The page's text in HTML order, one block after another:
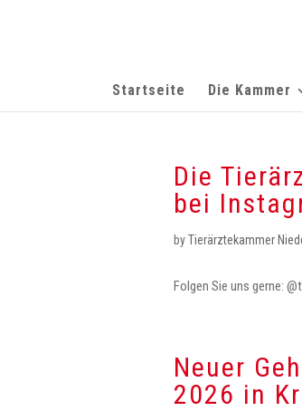
Startseite Die Kammer
Die
bei
byTierärztekammer
Folgen Sie uns gerne:
Neuer
2026 in